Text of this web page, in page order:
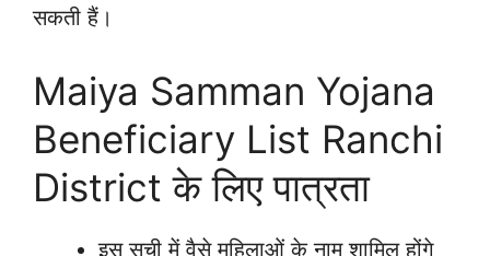
सकती हैं।
Maiya Samman Yojana
Beneficiary List Ranchi
District के लिए पात्रता
इस सूची में वैसे महिलाओं के नाम शामिल होंगे